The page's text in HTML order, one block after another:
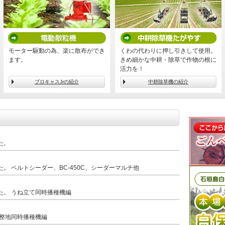
モーター駆動の為、楽に散布ができ
ます。
ブロキャスJrの紹介
くわの代わりに押し引きして使用。
きめ細かな中耕・除草で作物の根に
活力を！
中耕除草機の紹介
。 ベルトシーダー、BC-450C、シーダーマルチ他
。 うね立て同時播種機編
地同時播種機編